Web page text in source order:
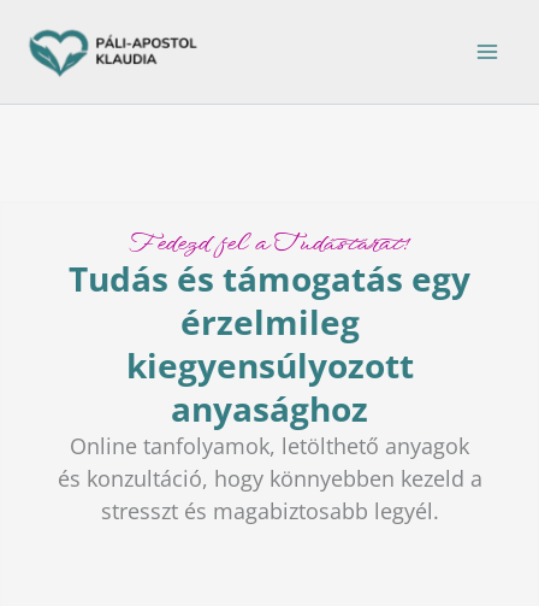
Fedezd fel a Tudástárat!
Tudás és támogatás egy
érzelmileg
kiegyensúlyozott
anyasághoz
Online tanfolyamok, letölthető anyagok
és konzultáció, hogy könnyebben kezeld a
stresszt és magabiztosabb legyél.